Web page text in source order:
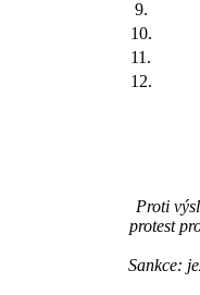
9.
10.
11.
12.
Proti
protest
Sankce: